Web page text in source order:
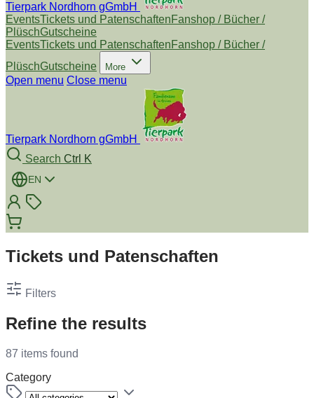
Tierpark Nordhorn gGmbH
EventsTickets und PatenschaftenFanshop / Bücher /
PlüschGutscheine
EventsTickets und PatenschaftenFanshop / Bücher /
PlüschGutscheine More
Open menu Close menu
Tierpark Nordhorn gGmbH
Search Ctrl K
EN
Tickets und Patenschaften
Filters
Refine the results
87 items found
Category